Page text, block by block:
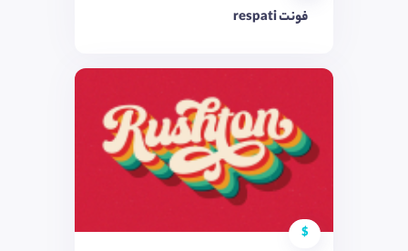
فونت respati
$